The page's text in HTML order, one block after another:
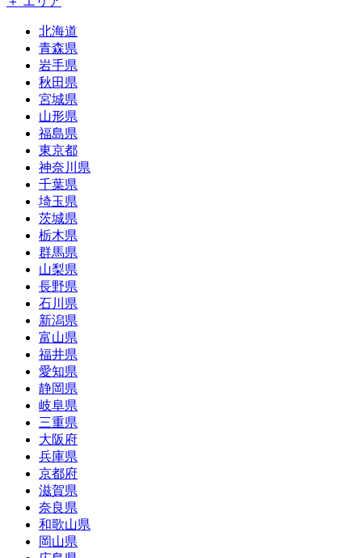
北海道
青森県
岩手県
秋田県
宮城県
山形県
福島県
東京都
神奈川県
千葉県
埼玉県
茨城県
栃木県
群馬県
山梨県
長野県
石川県
新潟県
富山県
福井県
愛知県
静岡県
岐阜県
三重県
大阪府
兵庫県
京都府
滋賀県
奈良県
和歌山県
岡山県